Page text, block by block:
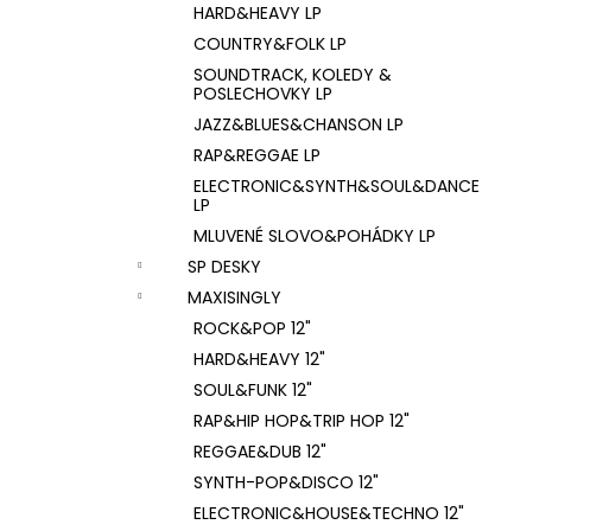
HARD&HEAVY LP
COUNTRY&FOLK LP
SOUNDTRACK, KOLEDY &
POSLECHOVKY LP
JAZZ&BLUES&CHANSON LP
RAP&REGGAE LP
ELECTRONIC&SYNTH&SOUL&DANCE
LP
MLUVENÉ SLOVO&POHÁDKY LP
SP DESKY
MAXISINGLY
ROCK&POP 12"
HARD&HEAVY 12"
SOUL&FUNK 12"
RAP&HIP HOP&TRIP HOP 12"
REGGAE&DUB 12"
SYNTH-POP&DISCO 12"
ELECTRONIC&HOUSE&TECHNO 12"